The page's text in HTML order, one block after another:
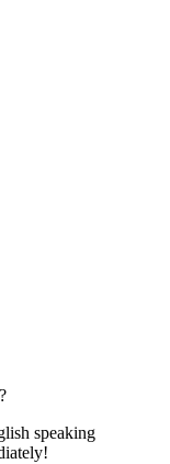
speaking